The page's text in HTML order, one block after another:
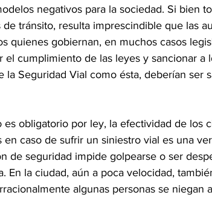
negativos para la sociedad. Si bien
tránsito, resulta imprescindible que las
quienes gobiernan, en muchos casos
el cumplimiento de las leyes y sancionar a
la Seguridad Vial como ésta, deberían ser
es obligatorio por ley, la efectividad de los
en caso de sufrir un siniestro vial es una
de seguridad impide golpearse o ser
En la ciudad, aún a poca velocidad,
algunas personas se niegan